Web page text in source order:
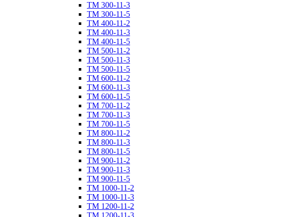
ТM 300-11-3
ТM 300-11-5
ТM 400-11-2
ТM 400-11-3
ТM 400-11-5
ТM 500-11-2
ТM 500-11-3
ТM 500-11-5
ТM 600-11-2
ТM 600-11-3
ТM 600-11-5
ТM 700-11-2
ТM 700-11-3
ТM 700-11-5
ТM 800-11-2
ТM 800-11-3
ТM 800-11-5
ТM 900-11-2
ТM 900-11-3
ТM 900-11-5
ТM 1000-11-2
ТM 1000-11-3
ТM 1200-11-2
ТM 1200-11-3